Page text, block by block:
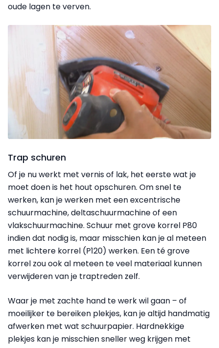
oude lagen te verven.
Trap schuren
Of je nu werkt met vernis of lak, het eerste wat je
moet doen is het hout opschuren. Om snel te
werken, kan je werken met een excentrische
schuurmachine, deltaschuurmachine of een
vlakschuurmachine. Schuur met grove korrel P80
indien dat nodig is, maar misschien kan je al meteen
met lichtere korrel (P120) werken. Een té grove
korrel zou ook al meteen te veel materiaal kunnen
verwijderen van je traptreden zelf.
Waar je met zachte hand te werk wil gaan – of
moeilijker te bereiken plekjes, kan je altijd handmatig
afwerken met wat schuurpapier. Hardnekkige
plekjes kan je misschien sneller weg krijgen met